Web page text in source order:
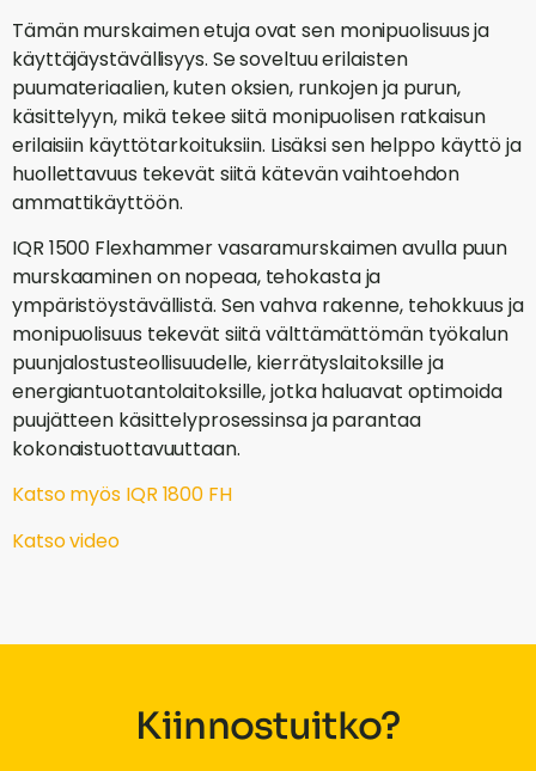
Tämän murskaimen etuja ovat sen monipuolisuus ja
käyttäjäystävällisyys. Se soveltuu erilaisten
puumateriaalien, kuten oksien, runkojen ja purun,
käsittelyyn, mikä tekee siitä monipuolisen ratkaisun
erilaisiin käyttötarkoituksiin. Lisäksi sen helppo käyttö ja
huollettavuus tekevät siitä kätevän vaihtoehdon
ammattikäyttöön.
IQR 1500 Flexhammer vasaramurskaimen avulla puun
murskaaminen on nopeaa, tehokasta ja
ympäristöystävällistä. Sen vahva rakenne, tehokkuus ja
monipuolisuus tekevät siitä välttämättömän työkalun
puunjalostusteollisuudelle, kierrätyslaitoksille ja
energiantuotantolaitoksille, jotka haluavat optimoida
puujätteen käsittelyprosessinsa ja parantaa
kokonaistuottavuuttaan.
Katso myös IQR 1800 FH
Katso video
Kiinnostuitko?